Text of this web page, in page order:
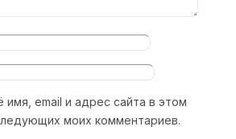
имя, email и адрес сайта в этом
моих комментариев.